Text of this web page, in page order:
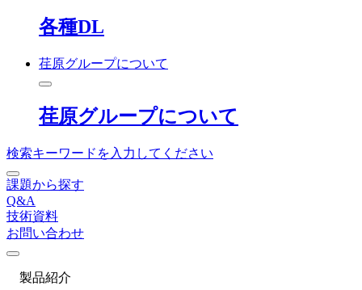
各種DL
荏原グループについて
荏原グループについて
検索キーワードを入力してください
課題から探す
Q&A
技術資料
お問い合わせ
製品紹介